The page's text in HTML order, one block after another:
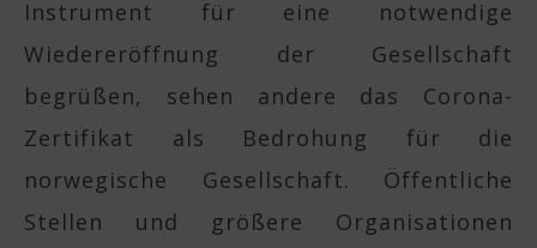
Instrument für eine notwendige
Wiedereröffnung der Gesellschaft
begrüßen, sehen andere das Corona-
Zertifikat als Bedrohung für die
norwegische Gesellschaft. Öffentliche
Stellen und größere Organisationen